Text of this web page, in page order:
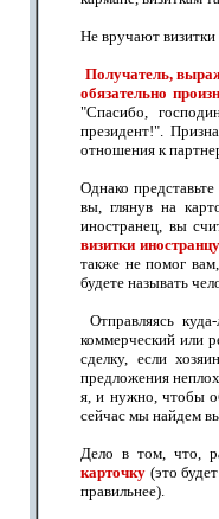
Не вручают визитки
Получатель,
обязательно
"Спасибо,
президент!".
отношения к
Однако
вы, глянув на
иностранец, вы
визитки
также не помог
будете называть
Отправляясь
коммерческий или
сделку, если
предложения
я, и нужно, чтобы
сейчас мы найдем
Дело в том, что,
карточку (это
правильнее).